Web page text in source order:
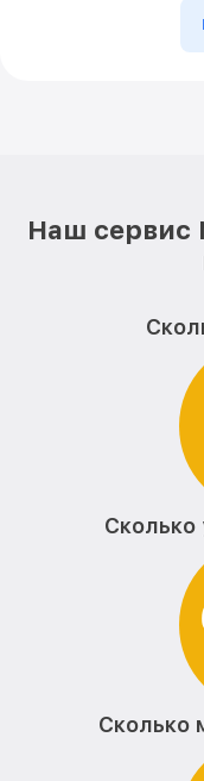
Наш сервис
Сколько
Сколько